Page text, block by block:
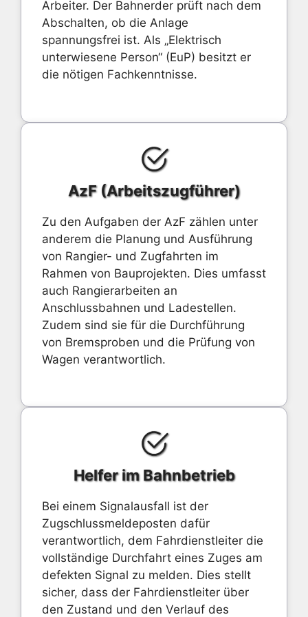
Arbeiter. Der Bahnerder prüft nach dem
Abschalten, ob die Anlage
spannungsfrei ist. Als „Elektrisch
unterwiesene Person“ (EuP) besitzt er
die nötigen Fachkenntnisse.
AzF (Arbeitszugführer)
Zu den Aufgaben der AzF zählen unter
anderem die Planung und Ausführung
von Rangier- und Zugfahrten im
Rahmen von Bauprojekten. Dies umfasst
auch Rangierarbeiten an
Anschlussbahnen und Ladestellen.
Zudem sind sie für die Durchführung
von Bremsproben und die Prüfung von
Wagen verantwortlich.
Helfer im Bahnbetrieb
Bei einem Signalausfall ist der
Zugschlussmeldeposten dafür
verantwortlich, dem Fahrdienstleiter die
vollständige Durchfahrt eines Zuges am
defekten Signal zu melden. Dies stellt
sicher, dass der Fahrdienstleiter über
den Zustand und den Verlauf des